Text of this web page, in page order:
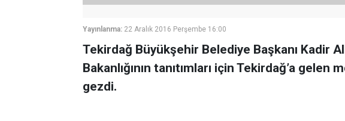
Yayınlanma: 22 Aralık 2016 Perşembe 16:00
Tekirdağ Büyükşehir Belediye Başkanı Kadir
Bakanlığının tanıtımları için Tekirdağ’a gelen
gezdi.